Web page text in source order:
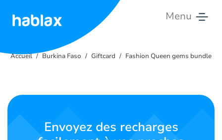
Menu
Tarifs
Contactez-
nous
Accueil Burkina Faso Giftcard Fashion Queen gems bundle
Envoyez des recharges